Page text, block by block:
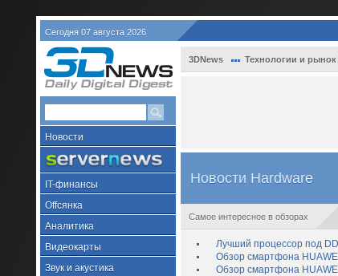
Сегодня 07 августа 2026
Новости
IT-финансы
Offсянка
Аналитика
Видеокарты
Звук и акустика
3DNews Технологии и рынок
Новости Hardware
Самое интересное в обзорах
Лучший процессор под
Обзор смартфона
Обзор смартфона